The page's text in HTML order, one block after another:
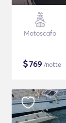
Motoscafo
$769 /notte